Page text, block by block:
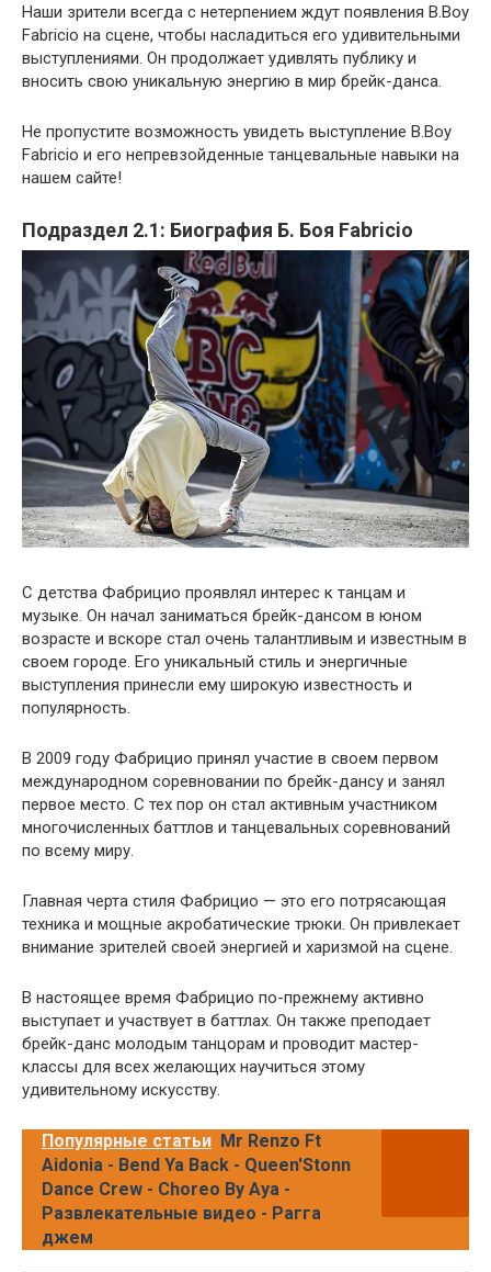
Наши зрители всегда с нетерпением ждут появления B.Boy
Fabricio на сцене, чтобы насладиться его удивительными
выступлениями. Он продолжает удивлять публику и
вносить свою уникальную энергию в мир брейк-данса.
Не пропустите возможность увидеть выступление B.Boy
Fabricio и его непревзойденные танцевальные навыки на
нашем сайте!
Подраздел 2.1: Биография Б. Боя Fabricio
С детства Фабрицио проявлял интерес к танцам и
музыке. Он начал заниматься брейк-дансом в юном
возрасте и вскоре стал очень талантливым и известным в
своем городе. Его уникальный стиль и энергичные
выступления принесли ему широкую известность и
популярность.
В 2009 году Фабрицио принял участие в своем первом
международном соревновании по брейк-дансу и занял
первое место. С тех пор он стал активным участником
многочисленных баттлов и танцевальных соревнований
по всему миру.
Главная черта стиля Фабрицио — это его потрясающая
техника и мощные акробатические трюки. Он привлекает
внимание зрителей своей энергией и харизмой на сцене.
В настоящее время Фабрицио по-прежнему активно
выступает и участвует в баттлах. Он также преподает
брейк-данс молодым танцорам и проводит мастер-
классы для всех желающих научиться этому
удивительному искусству.
Популярные статьи Mr Renzo Ft
Aidonia - Bend Ya Back - Queen'Stonn
Dance Crew - Choreo By Aya -
Развлекательные видео - Рагга
джем